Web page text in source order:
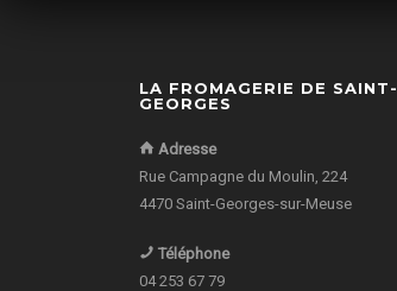
LA FROMAGERIE DE SAINT-
GEORGES
Adresse
Rue Campagne du Moulin, 224
4470 Saint-Georges-sur-Meuse
Téléphone
04 253 67 79